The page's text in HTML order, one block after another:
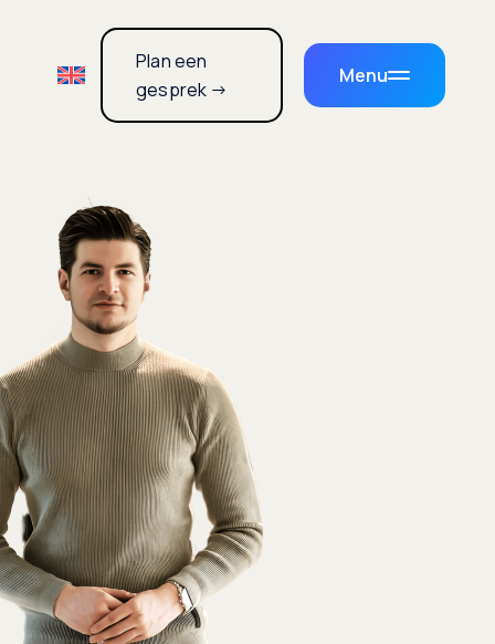
Plan een
gesprek →
Menu